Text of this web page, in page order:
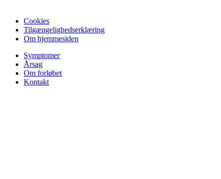
Cookies
Tilgængelighedserklæring
Om hjemmesiden
Symptomer
Årsag
Om forløbet
Kontakt